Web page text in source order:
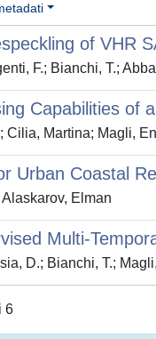
of VHR
F.; Bianchi, T.;
Capabilities of
Cilia, Martina; Magli,
Urban Coastal
Elman
Multi-
D.; Bianchi, T.;
6